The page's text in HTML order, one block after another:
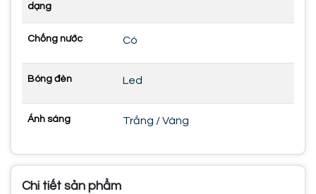
dạng
Chống nước Có
Bóng đèn Led
Ánh sáng Trắng / Vàng
Chi tiết sản phẩm